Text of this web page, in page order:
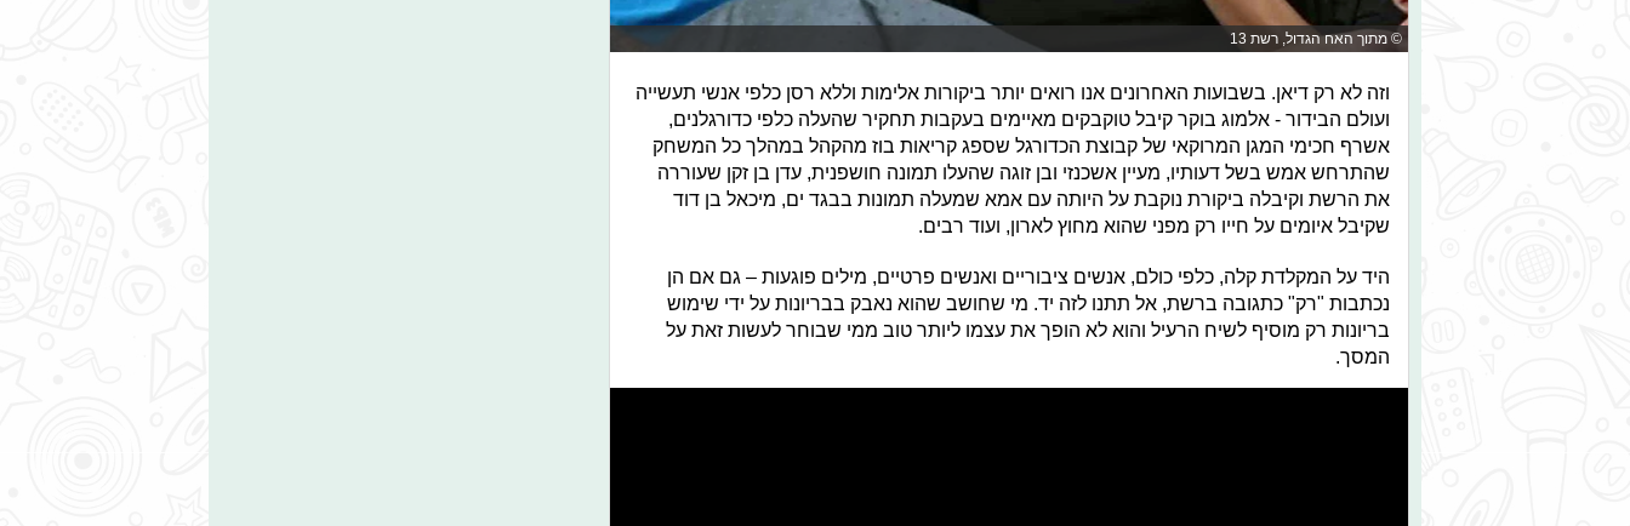
© מתוך האח הגדול, רשת 13
וזה לא רק דיאן. בשבועות האחרונים אנו רואים יותר ביקורות אלימות וללא רסן כלפי אנשי תעשייה
ועולם הבידור - אלמוג בוקר קיבל טוקבקים מאיימים בעקבות תחקיר שהעלה כלפי כדורגלנים,
אשרף חכימי המגן המרוקאי של קבוצת הכדורגל שספג קריאות בוז מהקהל במהלך כל המשחק
שהתרחש אמש בשל דעותיו, מעיין אשכנזי ובן זוגה שהעלו תמונה חושפנית, עדן בן זקן שעוררה
את הרשת וקיבלה ביקורת נוקבת על היותה עם אמא שמעלה תמונות בבגד ים, מיכאל בן דוד
שקיבל איומים על חייו רק מפני שהוא מחוץ לארון, ועוד רבים.
היד על המקלדת קלה, כלפי כולם, אנשים ציבוריים ואנשים פרטיים, מילים פוגעות – גם אם הן
נכתבות "רק" כתגובה ברשת, אל תתנו לזה יד. מי שחושב שהוא נאבק בבריונות על ידי שימוש
בריונות רק מוסיף לשיח הרעיל והוא לא הופך את עצמו ליותר טוב ממי שבוחר לעשות זאת על
המסך.